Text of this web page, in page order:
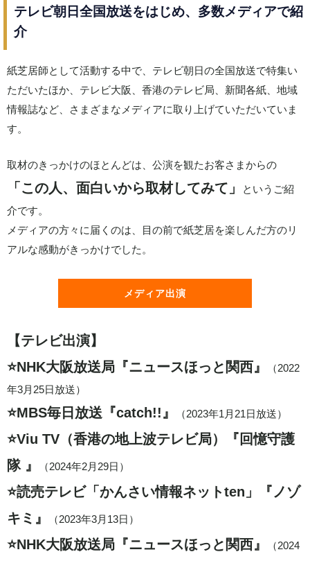
テレビ朝日全国放送をはじめ、多数メディアで紹
介
紙芝居師として活動する中で、テレビ朝日の全国放送で特集い
ただいたほか、テレビ大阪、香港のテレビ局、新聞各紙、地域
情報誌など、さまざまなメディアに取り上げていただいていま
す。
取材のきっかけのほとんどは、公演を観たお客さまからの
「この人、面白いから取材してみて」
というご紹
介です。
メディアの方々に届くのは、目の前で紙芝居を楽しんだ方のリ
アルな感動がきっかけでした。
メディア出演
【テレビ出演】
⭐️NHK大阪放送局『ニュースほっと関西』
（2022
年3月25日放送）
⭐️MBS毎日放送『catch!!』 （2023年1月21日放送）
⭐️Viu TV（香港の地上波テレビ局）『回憶守護
隊 』
（2024年2月29日）
⭐️読売テレビ「かんさい情報ネットten」『ノゾ
キミ』
（2023年3月13日）
⭐️NHK大阪放送局『ニュースほっと関西』 （2024